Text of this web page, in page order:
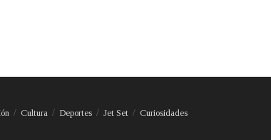
Cultura Deportes Jet Set Curiosidades